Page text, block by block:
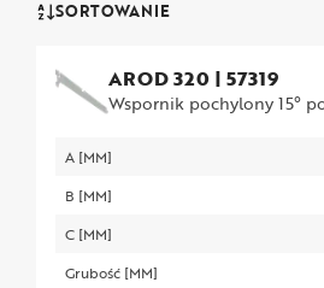
SORTOWANIE
AROD 320 | 57319
Wspornik pochylony 15°
A [MM]
B [MM]
C [MM]
Grubość [MM]